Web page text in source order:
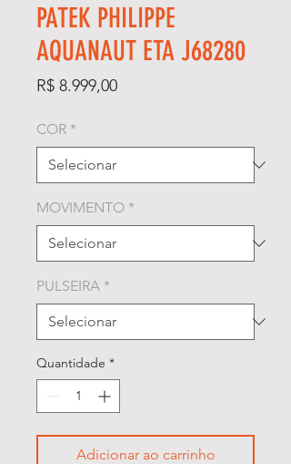
PATEK PHILIPPE
AQUANAUT ETA J68280
R$ 8.999,00Preço
COR *
MOVIMENTO *
PULSEIRA *
Quantidade *
Adicionar ao carrinho